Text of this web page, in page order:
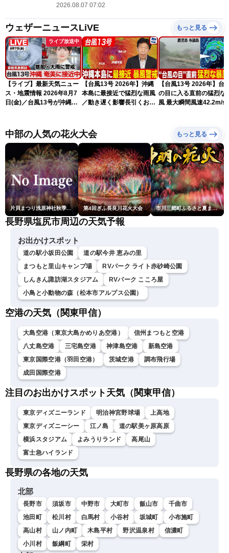
2026.08.07 07:02
ウェザーニュースLiVE もっと見る
ライブ放送中
【ライブ】最新天気ニュー
ス・地震情報 2026年8月7
日(金)／台風13号が沖縄・
ュースLiVEコーヒータイ
ム・江川清音／有賀哲夫〉
【台風13号 2026年】沖縄
本島に最接近で猛烈な雨風
／動き遅く影響長引くおそ
【台風13号 2026年】台
の目に入る直前の猛烈な
風 最大瞬間風速42.2m/s
中部の人気の花火大会 もっと見る
片貝まつり浅原神社秋季例大祭奉納大煙火 第4回ぎふ長良川花火大会 市川三郷町ふるさと夏まつり第38回神明の花火大会
長野県塩尻市周辺の天気予報
お出かけスポット
道の駅小坂田公園
道の駅今井 恵みの里
まつもと里山キャンプ場
RVパーク ライト赤砂崎公園
しんきん諏訪湖スタジアム
RVパーク こころ屋
小鳥と小動物の森（松本市アルプス公園）
空港の天気（関東甲信）
大島空港（東京大島かめりあ空港）
信州まつもと空港
八丈島空港
三宅島空港 神津島空港
新島空港
東京国際空港（羽田空港）
茨城空港
調布飛行場
成田国際空港
注目のお出かけスポット天気（関東甲信）
東京ディズニーランド 明治神宮野球場
上高地
東京ディズニーシー
江ノ島
道の駅美ヶ原高原
横浜スタジアム
よみうりランド
高尾山
富士急ハイランド
長野県の各地の天気
北部
長野市 須坂市 中野市 大町市 飯山市
千曲市
池田町
松川村 白馬村 小谷村 坂城町
小布施町
高山村
山ノ内町 木島平村 野沢温泉村
信濃町
小川村
飯綱町 栄村